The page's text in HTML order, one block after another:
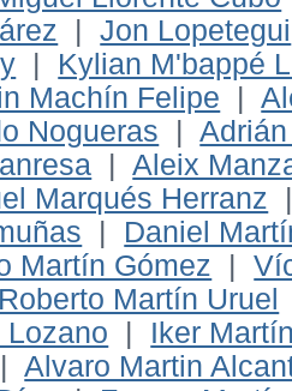
|Jon Lopetegui
Kylian M'bappé
Machín Felipe |
Nogueras |
|Aleix
Marqués Herranz
Daniel
Martín Gómez |
Roberto Martín Uruel
Iker
|Alvaro Martin